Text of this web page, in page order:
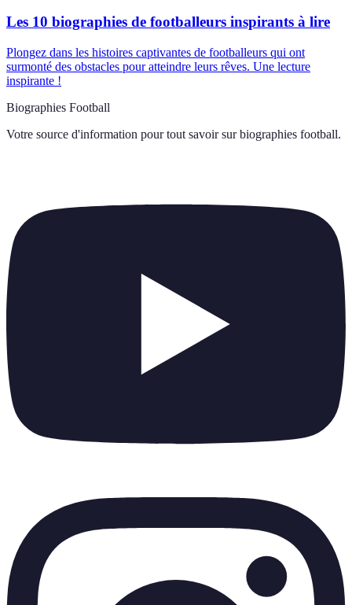
Les 10 biographies de footballeurs inspirants à lire
Plongez dans les histoires captivantes de footballeurs qui ont
surmonté des obstacles pour atteindre leurs rêves. Une lecture
inspirante !
Biographies Football
Votre source d'information pour tout savoir sur biographies football.